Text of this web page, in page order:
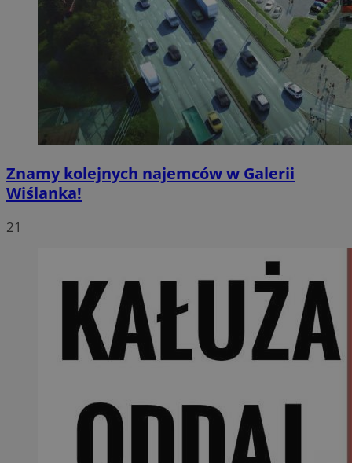
Znamy kolejnych najemców w Galerii
Wiślanka!
21